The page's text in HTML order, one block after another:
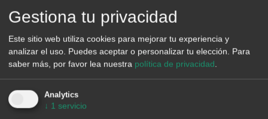
Desarrolladores, Fondos de Inversión y Bancos
Gestiona tu privacidad
Este sitio web utiliza cookies para mejorar tu experiencia y
analizar el uso. Puedes aceptar o personalizar tu elección. Para
saber más, por favor lea nuestra política de privacidad.
Analytics
↓ 1 servicio